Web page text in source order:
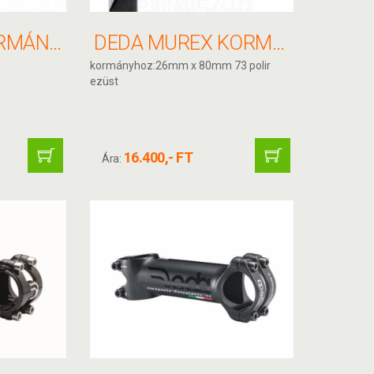
DEDA MUD KORMÁNYFEJ 31.7X120MM 84° MATT FEKETE DEDA MUREX KORMÁNYFEJ 22 2MM
kormányhoz:26mm x 80mm 73 polir
ezüst
Ára: 16.400,- FT